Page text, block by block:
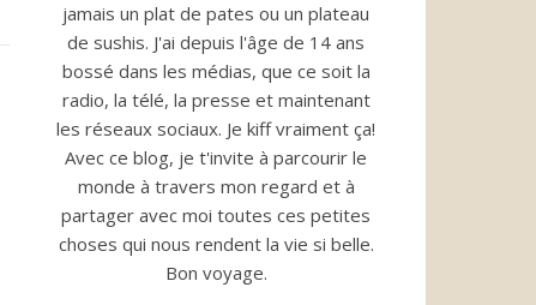
jamais un plat de pates ou un plateau
de sushis. J'ai depuis l'âge de 14 ans
bossé dans les médias, que ce soit la
radio, la télé, la presse et maintenant
les réseaux sociaux. Je kiff vraiment ça!
Avec ce blog, je t'invite à parcourir le
monde à travers mon regard et à
partager avec moi toutes ces petites
choses qui nous rendent la vie si belle.
Bon voyage.